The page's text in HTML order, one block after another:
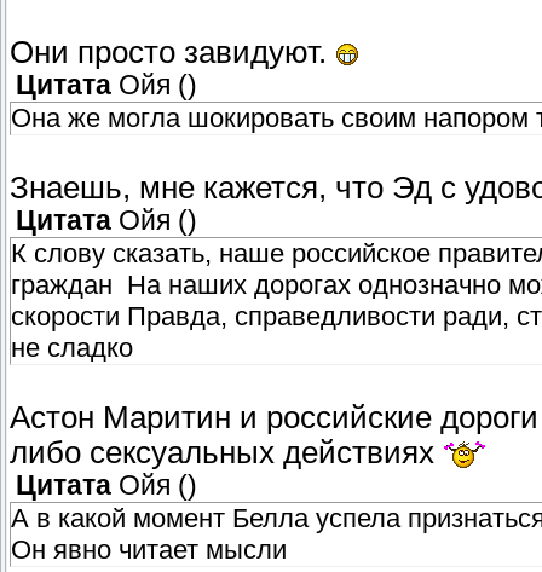
Они просто завидуют.
Цитата Ойя ()
Она же могла шокировать своим напором
Знаешь, мне кажется, что Эд с
Цитата Ойя ()
К слову сказать, наше российское
граждан На наших дорогах однозначно
скорости Правда, справедливости ради,
не сладко
Астон Маритин и российские
либо сексуальных действиях
Цитата Ойя ()
А в какой момент Белла успела
Он явно читает мысли